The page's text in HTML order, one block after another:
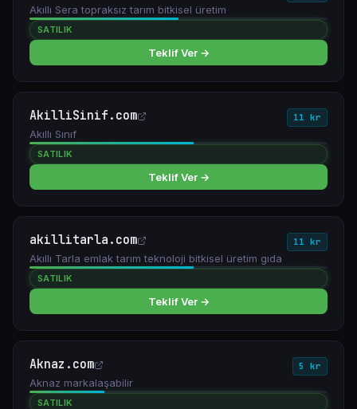
Akıllı Sera topraksız tarım bitkisel üretim
SATILIK
Teklif Ver →
AkilliSinif.com 11 kr
Akıllı Sınıf
SATILIK
Teklif Ver →
akillitarla.com 11 kr
Akıllı Tarla emlak tarım teknoloji bitkisel üretim gıda
SATILIK
Teklif Ver →
Aknaz.com 5 kr
Aknaz markalaşabilir
SATILIK